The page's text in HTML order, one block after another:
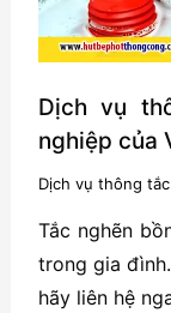
Dịch vụ
nghiệp của
Dịch vụ thông
Tắc nghẽn
trong gia
hãy liên hệ